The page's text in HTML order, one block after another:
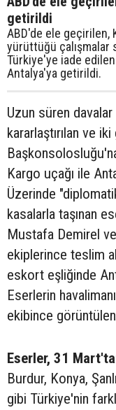
getirildi
ABD'de ele geçirilen,
yürüttüğü çalışmalar
Türkiye'ye iade
Antalya'ya getirildi.
Uzun süren
kararlaştırılan ve
Kargo uçağı ile
Üzerinde
kasalarla taşınan
Mustafa Demirel
ekiplerince teslim
eskort eşliğinde
Eserlerin
ekibince
Eserler, 31
Burdur, Konya,
gibi Türkiye'nin